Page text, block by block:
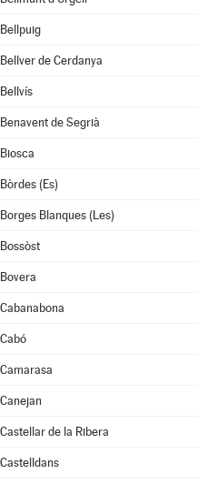
Bellpuig
Bellver de Cerdanya
Bellvís
Benavent de Segrià
Biosca
Bòrdes (Es)
Borges Blanques (Les)
Bossòst
Bovera
Cabanabona
Cabó
Camarasa
Canejan
Castellar de la Ribera
Castelldans